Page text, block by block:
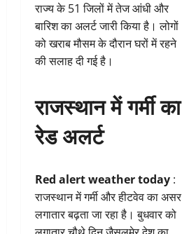
राज्य के 51 जिलों में तेज आंधी और
बारिश का अलर्ट जारी किया है। लोगों
को खराब मौसम के दौरान घरों में रहने
की सलाह दी गई है।
राजस्थान में गर्मी का
रेड अलर्ट
Red alert weather today :
राजस्थान में गर्मी और हीटवेव का असर
लगातार बढ़ता जा रहा है। बुधवार को